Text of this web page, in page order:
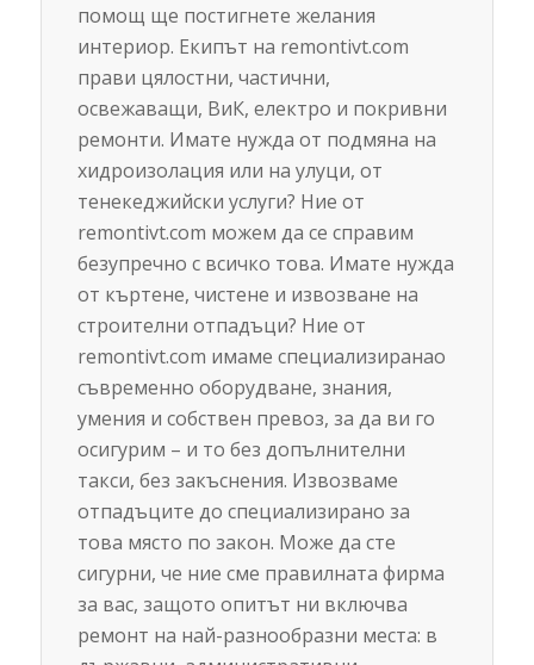
помощ ще постигнете желания
интериор. Екипът на remontivt.com
прави цялостни, частични,
освежаващи, ВиК, електро и покривни
ремонти. Имате нужда от подмяна на
хидроизолация или на улуци, от
тенекеджийски услуги? Ние от
remontivt.com можем да се справим
безупречно с всичко това. Имате нужда
от къртене, чистене и извозване на
строителни отпадъци? Ние от
remontivt.com имаме специализиранао
съвременно оборудване, знания,
умения и собствен превоз, за да ви го
осигурим – и то без допълнителни
такси, без закъснения. Извозваме
отпадъците до специализирано за
това място по закон. Може да сте
сигурни, че ние сме правилната фирма
за вас, защото опитът ни включва
ремонт на най-разнообразни места: в